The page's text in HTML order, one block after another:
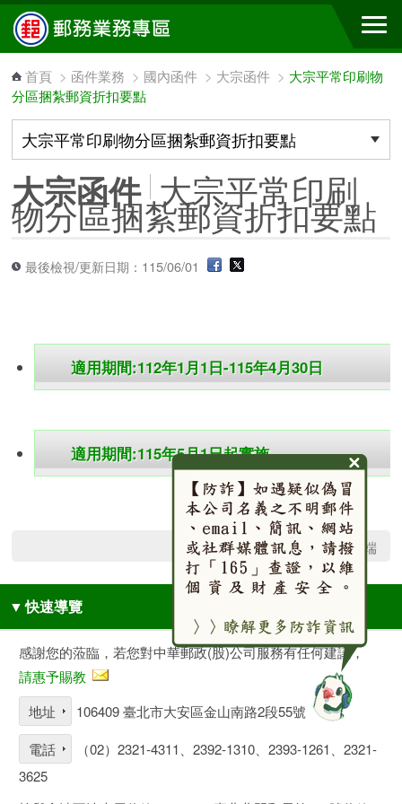
跳到主要內容區塊
首頁 > 函件業務 > 國內函件 > 大宗函件 > 大宗平常印刷物
分區捆紮郵資折扣要點
大宗函件 大宗平常印刷
物分區捆紮郵資折扣要點
最後檢視/更新日期：115/06/01
適用期間:112年1月1日-115年4月30日
適用期間:115年5月1日起實施
回網頁頂端
▼ 快速導覽
感謝您的蒞臨，若您對中華郵政(股)公司服務有任何建議，
請惠予賜教
地址
106409 臺北市大安區金山南路2段55號
電話
（02）2321-4311、2392-1310、2393-1261、2321-
3625